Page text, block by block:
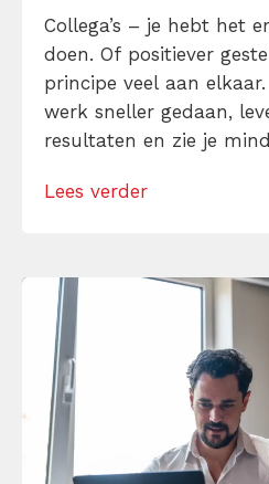
Collega’s – je hebt het
doen. Of positiever
principe veel aan
werk sneller gedaan,
resultaten en zie je
samenwerken – dát is
Lees verder